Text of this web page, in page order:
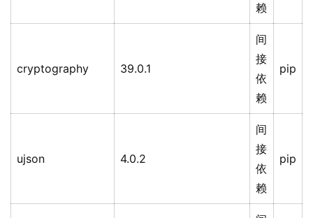
赖
cryptography 39.0.1
间
接
依
赖
pip
ujson 4.0.2
间
接
依
赖
pip